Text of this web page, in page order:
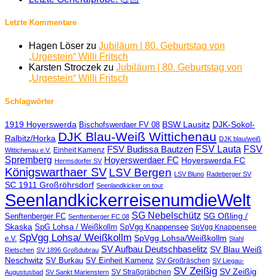
Letzte Kommentare
Hagen Löser zu Jubiläum | 80. Geburtstag von
„Urgestein“ Willi Fritsch
Karsten Stroczek zu Jubiläum | 80. Geburtstag von
„Urgestein“ Willi Fritsch
Schlagwörter
1919 Hoyerswerda Bischofswerdaer FV 08 BSW Lausitz DJK-Sokol-
Ralbitz/Horka DJK Blau-Weiß Wittichenau DJK blau/weiß
Wittichenau e.V. Einheit Kamenz FSV Budissa Bautzen FSV Lauta FSV
Spremberg Hermsdorfer SV Hoyerswerdaer FC Hoyerswerda FC
Königswarthaer SV LSV Bergen LSV Bluno Radeberger SV
SC 1911 Großröhrsdorf Seenlandkicker on tour
SeenlandkickerreisenumdieWelt
Senftenberger FC Senftenberger FC 08 SG Nebelschütz SG Oßling /
Skaska SpG Lohsa / Weißkollm SpVgg Knappensee SpVgg Knappensee
e.V. SpVgg Lohsa/ Weißkollm SpVgg Lohsa/Weißkollm Stahl
Rietschen SV 1896 Großdubrau SV Aufbau Deutschbaselitz SV Blau Weiß
Neschwitz SV Burkau SV Einheit Kamenz SV Großräschen SV Liegau-
Augustusbad SV Sankt Marienstern SV Straßgräbchen SV Zeißig SV Zeißig